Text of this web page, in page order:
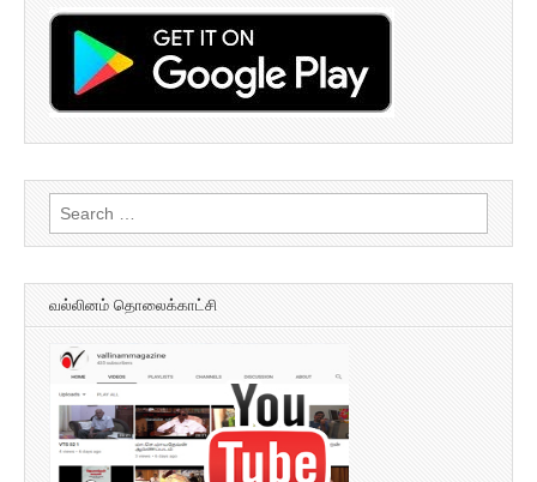
Search
for:
வல்லினம் தொலைக்காட்சி